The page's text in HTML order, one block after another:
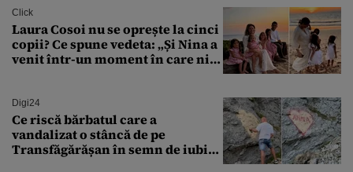
Click
Laura Cosoi nu se oprește la cinci
copii? Ce spune vedeta: „Și Nina a
venit într-un moment în care nici
Digi24
Ce riscă bărbatul care a
vandalizat o stâncă de pe
Transfăgărășan în semn de iubire